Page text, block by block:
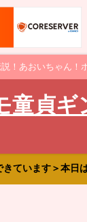
！あおいちゃん！
貞ギ
ています＞本日